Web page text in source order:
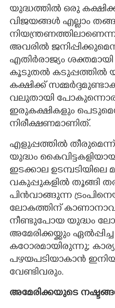
യുദ്ധത്തിൽ ഒരു
വിജയങ്ങൾ എല്ലാം
അവരിൽ
എതിർരാജ്യം ശക്തമായി
കൂടുതൽ കടുപ്പത്തിൽ
കക്ഷിക്ക്
വലുതായി
ഇരുകക്ഷികളും
നിരീക്ഷണമാണിത്.
എളുപ്പത്തിൽ
യുദ്ധം
ഇടക്കാല
വകുപ്പുകളിൽ തൂങ്ങി
പിൻവാങ്ങുന്ന
ലോകത്തിന്
നീണ്ടുപോയ യുദ്ധം
അമേരിക്കയ്ക്കും
കഠോരമായിരുന്നു;
പഴയപടിയാകാൻ
വേണ്ടിവരും.
അമേരിക്കയുടെ